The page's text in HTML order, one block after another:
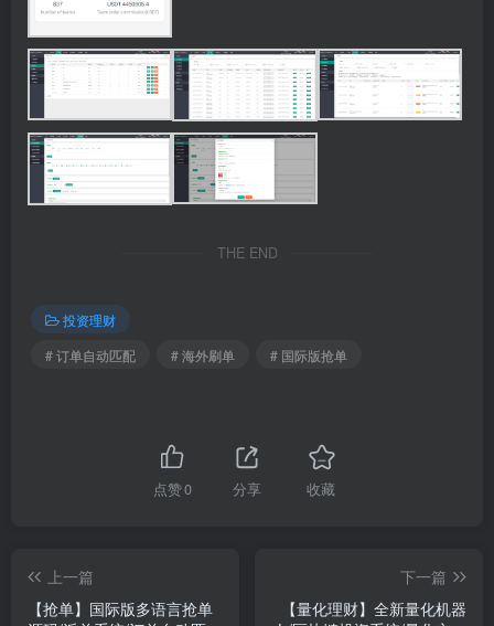
THE END
投资理财
# 订单自动匹配
# 海外刷单 # 国际版抢单
点赞0 分享 收藏
上一篇
【抢单】国际版多语言抢单
下一篇
【量化理财】全新量化机器